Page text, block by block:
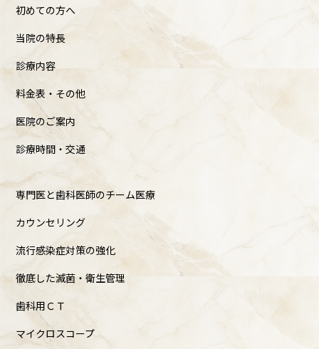
初めての方へ
当院の特長
診療内容
料金表・その他
医院のご案内
診療時間・交通
専門医と歯科医師のチーム医療
カウンセリング
流行感染症対策の強化
徹底した滅菌・衛生管理
歯科用ＣＴ
マイクロスコープ